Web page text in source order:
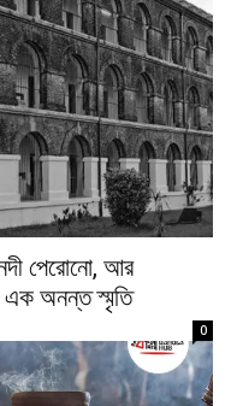
নদী পেরোনো, আর
এক অনন্ত স্মৃতি
0